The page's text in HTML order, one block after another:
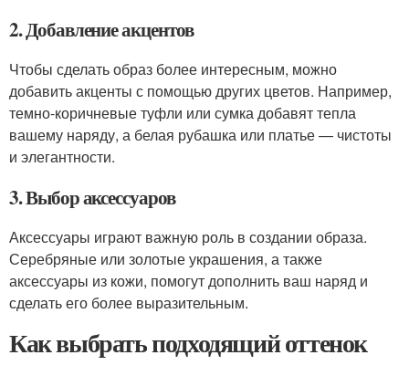
2. Добавление акцентов
Чтобы сделать образ более интересным, можно
добавить акценты с помощью других цветов. Например,
темно-коричневые туфли или сумка добавят тепла
вашему наряду, а белая рубашка или платье — чистоты
и элегантности.
3. Выбор аксессуаров
Аксессуары играют важную роль в создании образа.
Серебряные или золотые украшения, а также
аксессуары из кожи, помогут дополнить ваш наряд и
сделать его более выразительным.
Как выбрать подходящий оттенок